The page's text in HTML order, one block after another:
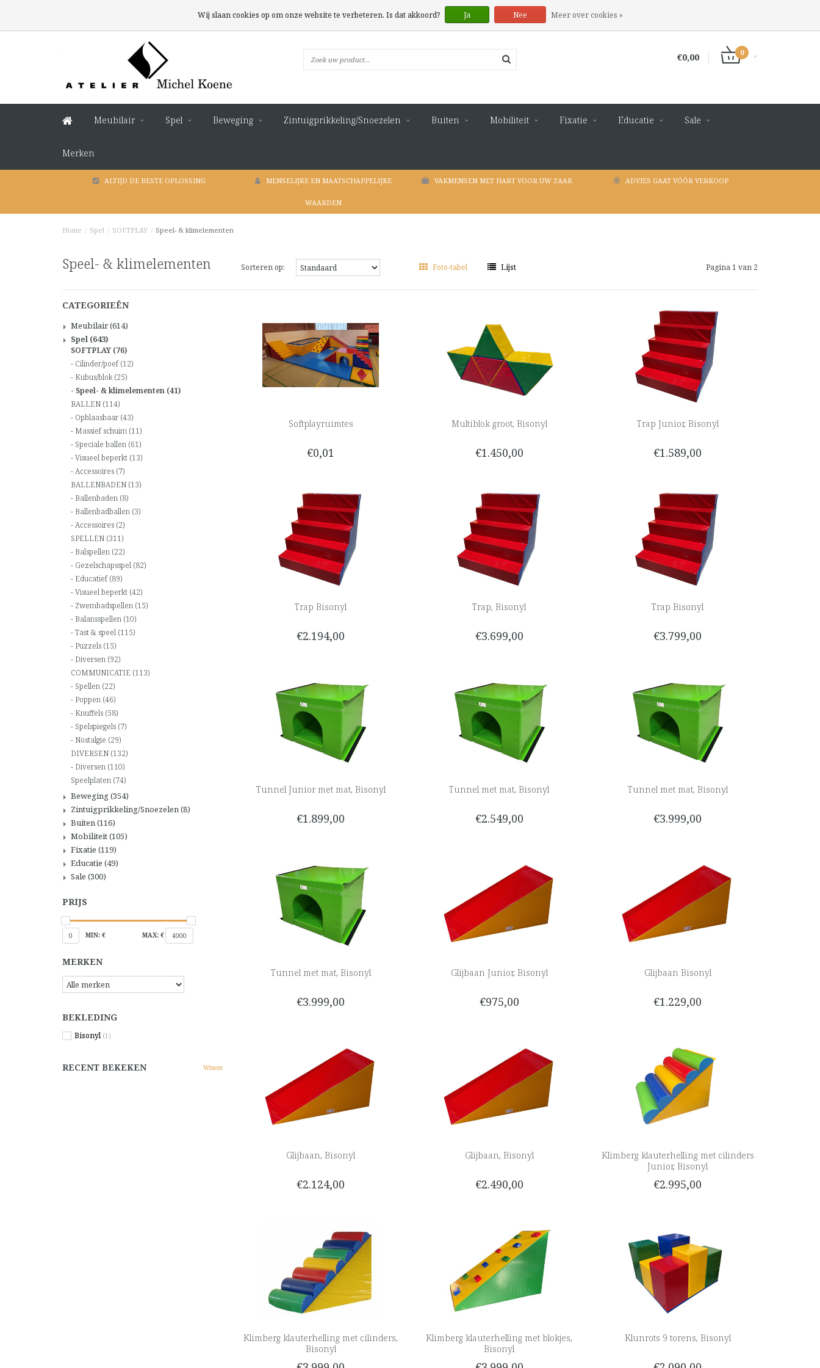
€0,00 0
Meubilair Spel Beweging Zintuigprikkeling/Snoezelen Buiten Mobiliteit Fixatie Educatie Sale
Merken
ALTIJD DE BESTE OPLOSSING MENSELIJKE EN MAATSCHAPPELIJKE
WAARDEN
VAKMENSEN MET HART VOOR UW ZAAK ADVIES GAAT VÓÓR VERKOOP
Home / Spel / SOFTPLAY / Speel- & klimelementen
Speel- & klimelementen Sorteren op: Foto-tabel Lijst Pagina 1 van 2
CATEGORIEËN
Meubilair(614)
Spel (643)
SOFTPLAY (76)
Cilinder/poef(12)
Kubus/blok(25)
Speel- & klimelementen (41)
BALLEN (114)
Opblaasbaar (43)
Massief schuim (11)
Speciale ballen (61)
Visueel beperkt (13)
Accessoires (7)
BALLENBADEN (13)
Ballenbaden (8)
Ballenbadballen (3)
Accessoires (2)
SPELLEN (311)
Balspellen (22)
Gezelschapsspel (82)
Educatief(89)
Visueel beperkt (42)
Zwembadspellen (15)
Balansspellen (10)
Tast & speel (115)
Puzzels (15)
Diversen (92)
COMMUNICATIE (113)
Spellen (22)
Poppen (46)
Knuffels (58)
Spelspiegels (7)
Nostalgie (29)
DIVERSEN (132)
Diversen (110)
Speelplaten (74)
Beweging(354)
Zintuigprikkeling/Snoezelen(8)
Buiten(116)
Mobiliteit(105)
Fixatie (119)
Educatie (49)
Sale (300)
PRIJS
0 MIN: € MAX: € 4000
MERKEN
BEKLEDING
Bisonyl (1)
RECENT BEKEKEN Wissen
Softplayruimtes
€0,01
Multiblok groot, Bisonyl
€1.450,00
Trap Junior, Bisonyl
€1.589,00
Trap Bisonyl
€2.194,00
Trap, Bisonyl
€3.699,00
Trap Bisonyl
€3.799,00
Tunnel Junior met mat, Bisonyl
€1.899,00
Tunnel met mat, Bisonyl
€2.549,00
Tunnel met mat, Bisonyl
€3.999,00
Tunnel met mat, Bisonyl
€3.999,00
Glijbaan Junior, Bisonyl
€975,00
Glijbaan Bisonyl
€1.229,00
Glijbaan, Bisonyl
€2.124,00
Glijbaan, Bisonyl
€2.490,00
Klimberg klauterhelling met cilinders
Junior, Bisonyl
€2.995,00
Klimberg klauterhelling met cilinders,
Bisonyl
Klimberg klauterhelling met blokjes,
Bisonyl
Klunrots 9 torens, Bisonyl
Wij slaan cookies op om onze website te verbeteren. Is dat akkoord? Ja Nee Meer over cookies »